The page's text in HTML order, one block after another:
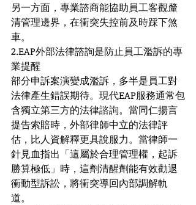
另一方面，專業諮商能協助員工客觀釐
清管理邊界，在衝突失控前及時踩下煞
車。
2.EAP外部法律諮詢是防止員工濫訴的專
業提醒
部分申訴案演變成濫訴，多半是員工對
法律產生錯誤期待。現代EAP服務通常包
含獨立第三方的法律諮詢。當同仁揚言
提告索賠時，外部律師中立的法律評
估，比人資解釋更具說服力。當律師一
針見血指出「這屬於合理管理權，起訴
勝算極低」時，這劑清醒劑能有效勸退
衝動型訴訟，將衝突導回內部調解軌
道。